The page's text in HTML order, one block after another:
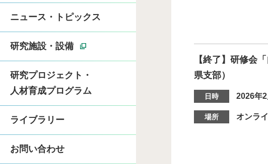
ニュース・トピックス
研究施設・設備
研究プロジェクト・
人材育成プログラム
卓越大学院「ライフスタイル
先端自動車工学サマープログラ
SDGsへの取り組み
ライブラリー
お問い合わせ
【終了】研修会
県支部）
日時 2026年
場所 オンラ